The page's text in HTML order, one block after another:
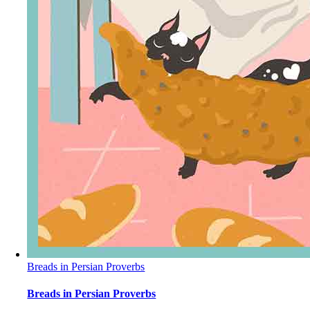
Breads in Persian Proverbs
Breads in Persian Proverbs